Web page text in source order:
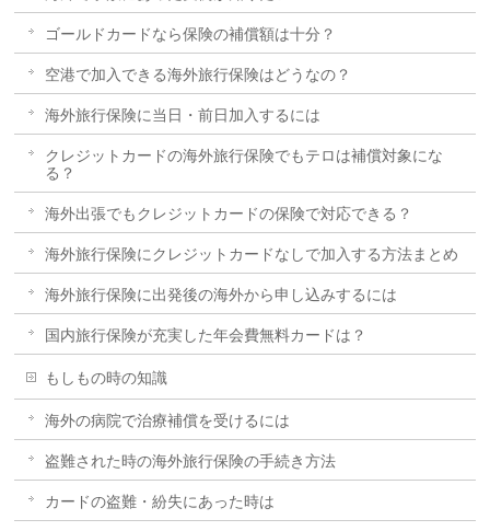
ゴールドカードなら保険の補償額は十分？
空港で加入できる海外旅行保険はどうなの？
海外旅行保険に当日・前日加入するには
クレジットカードの海外旅行保険でもテロは補償対象にな
る？
海外出張でもクレジットカードの保険で対応できる？
海外旅行保険にクレジットカードなしで加入する方法まとめ
海外旅行保険に出発後の海外から申し込みするには
国内旅行保険が充実した年会費無料カードは？
もしもの時の知識
海外の病院で治療補償を受けるには
盗難された時の海外旅行保険の手続き方法
カードの盗難・紛失にあった時は